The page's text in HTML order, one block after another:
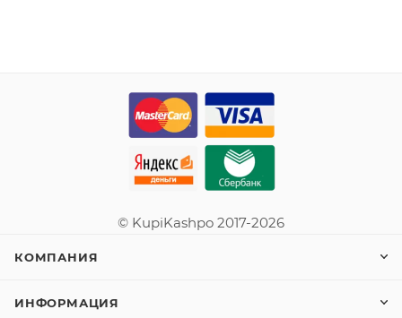
© KupiKashpo 2017-2026
КОМПАНИЯ
ИНФОРМАЦИЯ